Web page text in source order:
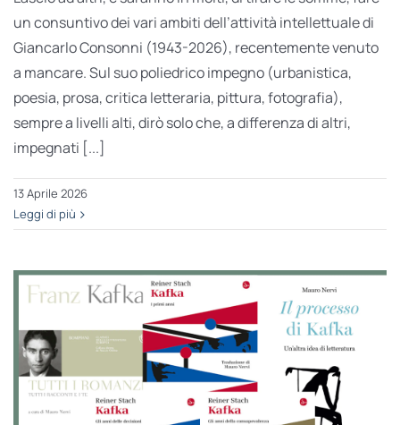
un consuntivo dei vari ambiti dell’attività intellettuale di
Giancarlo Consonni (1943-2026), recentemente venuto
a mancare. Sul suo poliedrico impegno (urbanistica,
poesia, prosa, critica letteraria, pittura, fotografia),
sempre a livelli alti, dirò solo che, a differenza di altri,
impegnati [...]
13 Aprile 2026
Leggi di più